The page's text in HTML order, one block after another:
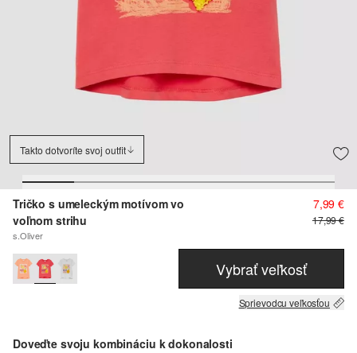
Takto dotvoríte svoj outfit
Tričko s umeleckým motívom vo
voľnom strihu
s.Oliver
7,99 €
17,99 €
Vybrať veľkosť
Sprievodcu veľkosťou
Doveďte svoju kombináciu k dokonalosti